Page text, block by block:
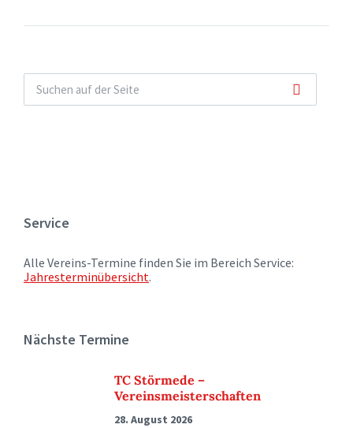
Service
Alle Vereins-Termine finden Sie im Bereich Service:
Jahresterminübersicht.
Nächste Termine
TC Störmede –
Vereinsmeisterschaften
28. August 2026